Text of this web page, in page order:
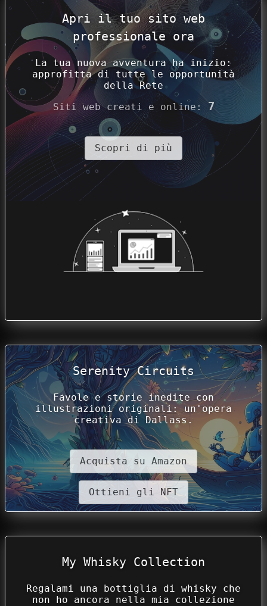
Apri il tuo sito web
professionale ora
La tua nuova avventura ha inizio:
approfitta di tutte le opportunità
della Rete
Siti web creati e online : 7
Scopri di più
Serenity Circuits
Favole e storie inedite con
illustrazioni originali: un'opera
creativa di Dallass.
Acquista su Amazon
Ottieni gli NFT
My Whisky Collection
Regalami una bottiglia di whisky che
non ho ancora nella mia collezione